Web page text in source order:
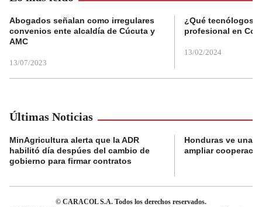
Abogados señalan como irregulares
convenios ente alcaldía de Cúcuta y
AMC
13/07/2023
¿Qué tecnólogos
profesional en
13/02/2024
Últimas Noticias
MinAgricultura alerta que la ADR
habilitó día despúes del cambio de
gobierno para firmar contratos
Honduras ve una
ampliar
© CARACOL S.A. Todos los derechos reservados.